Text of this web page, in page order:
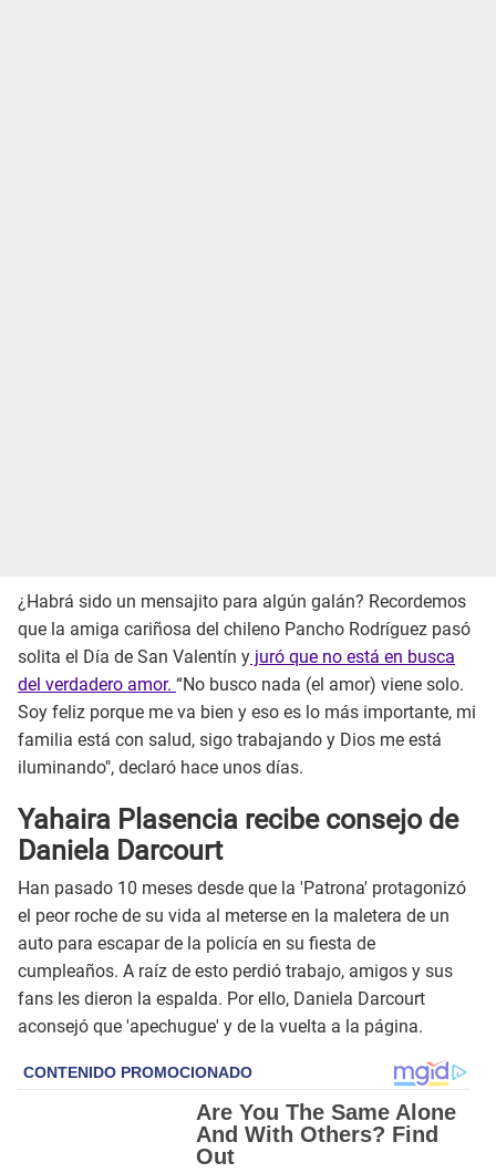
¿Habrá sido un mensajito para algún galán? Recordemos
que la amiga cariñosa del chileno Pancho Rodríguez pasó
solita el Día de San Valentín y juró que no está en busca
del verdadero amor. “No busco nada (el amor) viene solo.
Soy feliz porque me va bien y eso es lo más importante, mi
familia está con salud, sigo trabajando y Dios me está
iluminando", declaró hace unos días.
Yahaira Plasencia recibe consejo de
Daniela Darcourt
Han pasado 10 meses desde que la 'Patrona' protagonizó
el peor roche de su vida al meterse en la maletera de un
auto para escapar de la policía en su fiesta de
cumpleaños. A raíz de esto perdió trabajo, amigos y sus
fans les dieron la espalda. Por ello, Daniela Darcourt
aconsejó que 'apechugue' y de la vuelta a la página.